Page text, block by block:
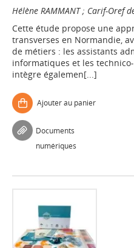
Hélène RAMMANT; Carif-Oref
Cette étude propose une
transverses en Normandie,
de métiers : les assistants
informatiques et les
intègre égalemen[...]
Ajouter au panier
Documents
numériques